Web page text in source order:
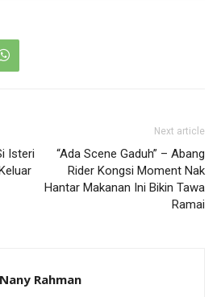
Isteri
Next article
“Ada Scene Gaduh” – Abang
Rider Kongsi Moment Nak
Hantar Makanan Ini Bikin Tawa
Ramai
Nany Rahman